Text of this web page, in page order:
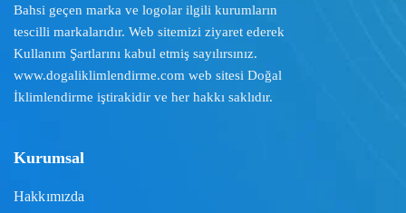
Bahsi geçen marka ve logolar ilgili kurumların
tescilli markalarıdır. Web sitemizi ziyaret ederek
Kullanım Şartlarını kabul etmiş sayılırsınız.
www.dogaliklimlendirme.com web sitesi Doğal
İklimlendirme iştirakidir ve her hakkı saklıdır.
Kurumsal
Hakkımızda